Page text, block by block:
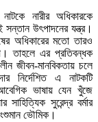
নাটকে নারীর অধিকারকে
উৎপাদনের যন্ত্র।
অধিকারের মতো তারও
তাহলে এর প্রতিবন্ধক
জীবন-মানবিকতায় চলে
নির্দেশিত এ নাটকটি
আবেগিক ভাষায় যেন খুঁজে
সাহিত্যিক সুরেন্দ্র বর্মার
ভৌমিক।